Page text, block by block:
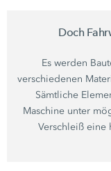
Doch
Es werden
verschiedenen
Sämtliche
Maschine unter
Verschleiß eine